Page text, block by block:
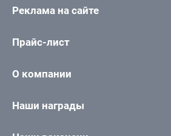
Реклама на сайте
Прайс-лист
О компании
Наши награды